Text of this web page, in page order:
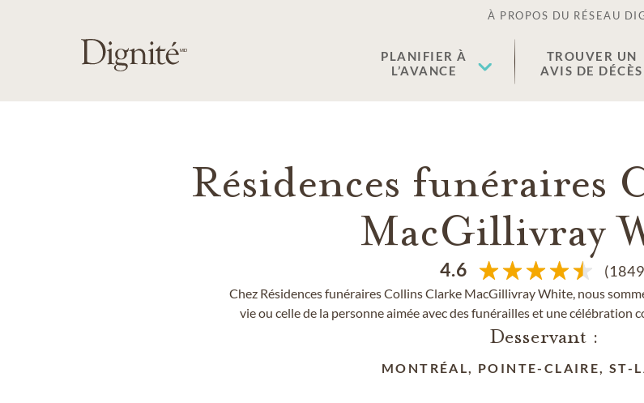
À PROPOS DU RÉSEAU
PLANIFIER À
L’AVANCE
TROUVER UN
AVIS DE DÉCÈS
Résidences funéraires
MacGillivray
4.6
Chez Résidences funéraires Collins Clarke MacGillivray White, nous
vie ou celle de la personne aimée avec des funérailles et une célébration
Desservant :
MONTRÉAL, POINTE-CLAIRE, ST-